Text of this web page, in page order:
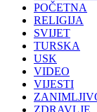
POČETNA
RELIGIJA
SVIJET
TURSKA
USK
VIDEO
VIJESTI